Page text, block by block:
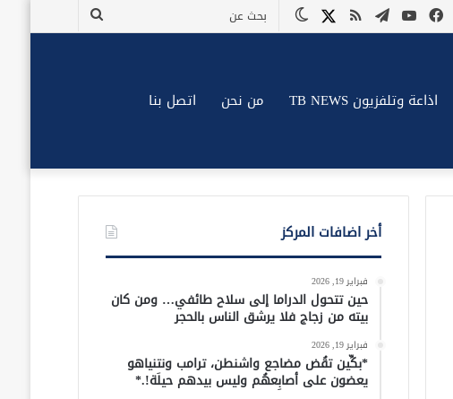
بحث
الوضع X ملخص
تيلقراميوتيوب
فيسبوك
اذاعة وتلفزيون TB NEWS من نحن اتصل بنا
أخر اضافات المركز
فبراير 19, 2026
حين تتحول الدراما إلى سلاح طائفي… ومن كان
بيته من زجاج فلا يرشق الناس بالحجر
فبراير 19, 2026
*بكِّين تقُض مضاجع واشنطن، ترامب ونتنياهو
يعضون على أصابِعهُم وليس بيدهم حيلَة!.*